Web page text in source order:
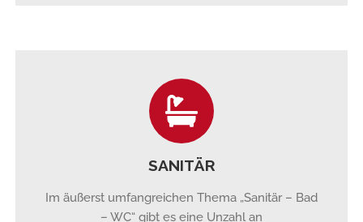
SANITÄR
Im äußerst umfangreichen Thema „Sanitär – Bad
– WC“ gibt es eine Unzahl an